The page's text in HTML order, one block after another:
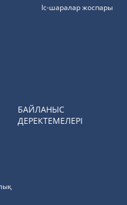
Іс-шаралар жоспары
БАЙЛАНЫС
ДЕРЕКТЕМЕЛЕРІ